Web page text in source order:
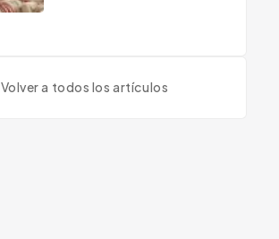
Guía para Padres
Volver a todos los artículos